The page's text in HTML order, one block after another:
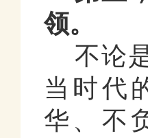
领。
不论
当时代
华、不